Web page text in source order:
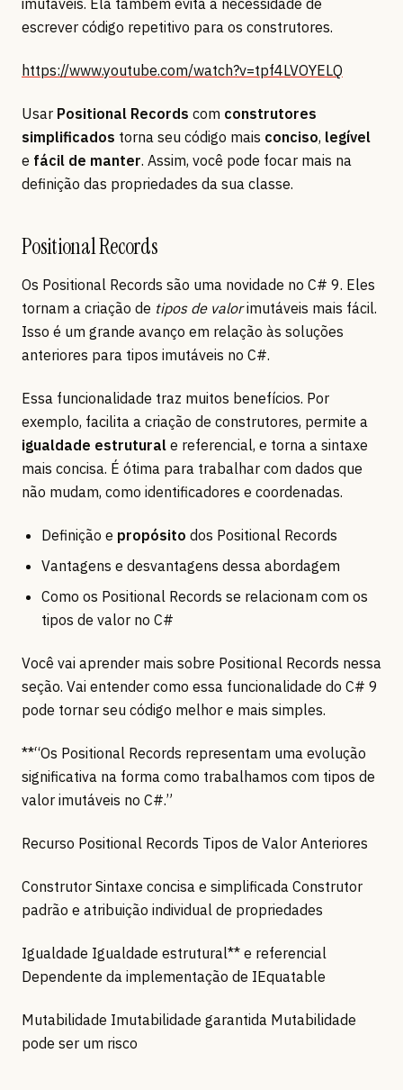
escrever código repetitivo para os construtores.
https://www.youtube.com/watch?v=tpf4LVOYELQ
Usar Positional Records com construtores
simplificados torna seu código mais conciso, legível
e fácil de manter. Assim, você pode focar mais na
definição das propriedades da sua classe.
Positional Records
Os Positional Records são uma novidade no C# 9. Eles
tornam a criação de tipos de valorimutáveis mais fácil.
Isso é um grande avanço em relação às soluções
anteriores para tipos imutáveis no C#.
Essa funcionalidade traz muitos benefícios. Por
exemplo, facilita a criação de construtores, permite a
igualdade estrutural e referencial, e torna a sintaxe
mais concisa. É ótima para trabalhar com dados que
não mudam, como identificadores e coordenadas.
Definição e propósito dos Positional Records
Vantagens e desvantagens dessa abordagem
Como os Positional Records se relacionam com os
tipos de valor no C#
Você vai aprender mais sobre Positional Records nessa
seção. Vai entender como essa funcionalidade do C# 9
pode tornar seu código melhor e mais simples.
**“Os Positional Records representam uma evolução
significativa na forma como trabalhamos com tipos de
valor imutáveis no C#.”
Recurso Positional Records Tipos de Valor Anteriores
Construtor Sintaxe concisa e simplificada Construtor
padrão e atribuição individual de propriedades
Igualdade Igualdade estrutural** e referencial
Dependente da implementação de IEquatable
Mutabilidade Imutabilidade garantida Mutabilidade
pode ser um risco